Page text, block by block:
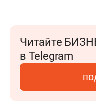
Читайте
в Telegram